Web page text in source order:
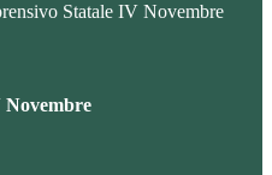
Statale IV Novembre